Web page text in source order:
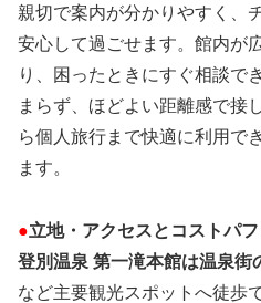
親切で案内が分かりやすく、
安心して過ごせます。館内が
り、困ったときにすぐ相談で
まらず、ほどよい距離感で接
ら個人旅行まで快適に利用で
ます。
●立地・アクセスとコストパ
登別温泉 第一滝本館は温泉街
など主要観光スポットへ徒歩